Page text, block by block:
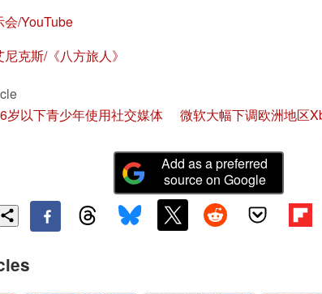
/YouTube
克斯/《八方旅人》
岁以下青少年使用社交媒体
微软大幅下调欧洲地区
Add as a preferred
source on Google